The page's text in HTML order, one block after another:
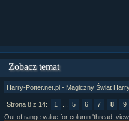
Zobacz temat
Harry-Potter.net.pl - Magiczny Świat
Strona 8 z 14: 1 5 6 7 8
9
Out of range value for column